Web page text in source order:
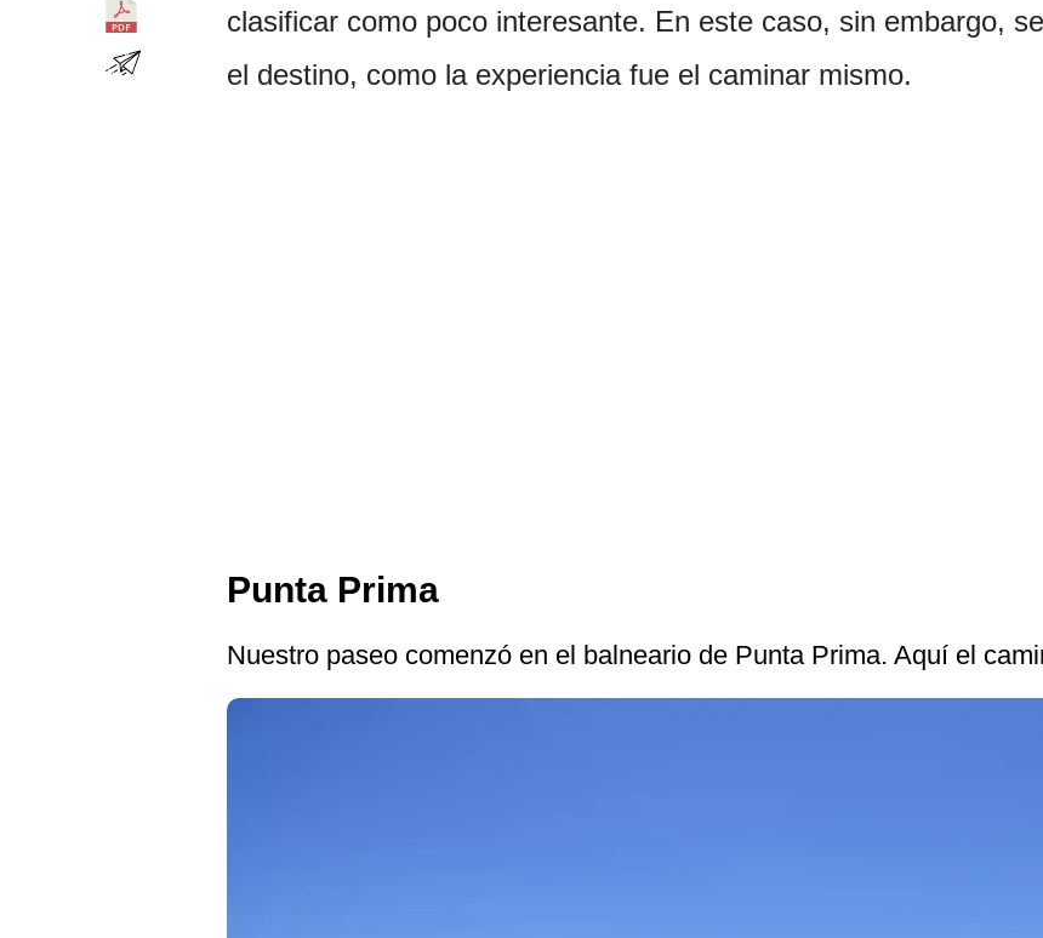
clasificar como poco interesante. En este caso, sin embargo,
el destino, como la experiencia fue el caminar mismo.
Punta Prima
Nuestro paseo comenzó en el balneario de Punta Prima. Aquí el